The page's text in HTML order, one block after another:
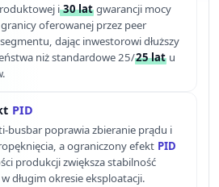
i30 lat gwarancji mocy
oferowanej przez peer
dając inwestorowi dłuższy
niż standardowe 25/25 lat u
PID
busbar poprawia zbieranie prądu i
a ograniczony efekt PID
produkcji zwiększa stabilność
długim okresie eksploatacji.